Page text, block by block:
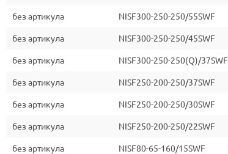
без артикула NISF300-250-250/55SWF
без артикула NISF300-250-250/45SWF
без артикула NISF300-250-250(Q)/37SWF
без артикула NISF250-200-250/37SWF
без артикула NISF250-200-250/30SWF
без артикула NISF250-200-250/22SWF
без артикула NISF80-65-160/15SWF